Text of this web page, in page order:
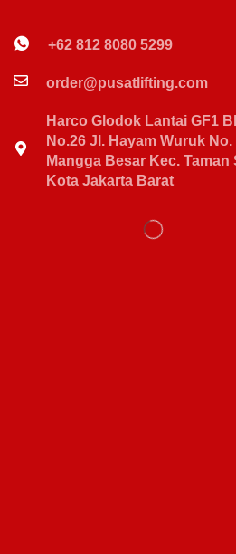
+62 812 8080 5299
order@pusatlifting.com
Harco Glodok Lantai GF1
No.26 Jl. Hayam Wuruk No.
Mangga Besar Kec. Taman
Kota Jakarta Barat